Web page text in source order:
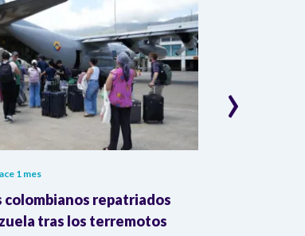
1 mes
colombianos repatriados
tras los terremotos
›